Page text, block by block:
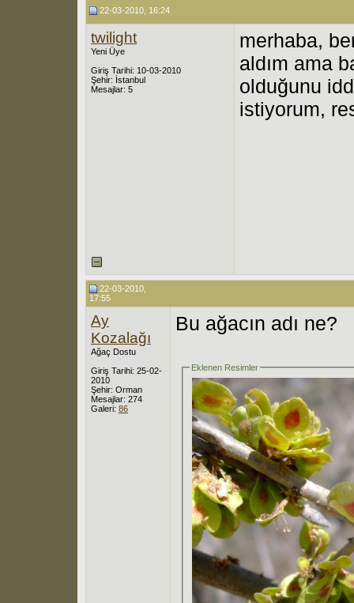
22-03-2010, 16:24
twilight
Yeni Üye
Giriş Tarihi: 10-03-2010
Şehir: İstanbul
Mesajlar: 5
merhaba,
aldım ama
olduğunu
istiyorum,
22-03-2010,
17:55
Ay
Kozalağı
Ağaç Dostu
Giriş Tarihi: 25-02-
2010
Şehir: Orman
Mesajlar: 274
Galeri: 86
Bu ağacın adı ne?
Eklenen Resimler